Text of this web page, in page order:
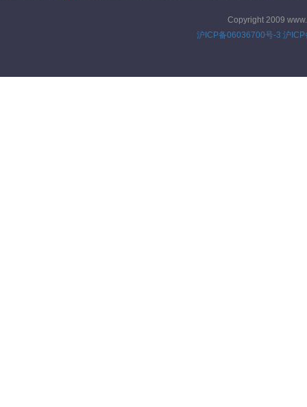
Copyright 2009
沪ICP备06036700号-3 沪